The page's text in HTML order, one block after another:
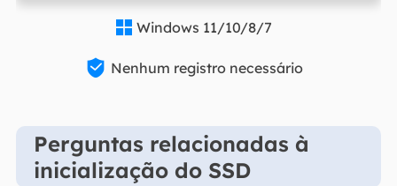
 Windows 11/10/8/7
 Nenhum registro necessário
Perguntas relacionadas à
inicialização do SSD